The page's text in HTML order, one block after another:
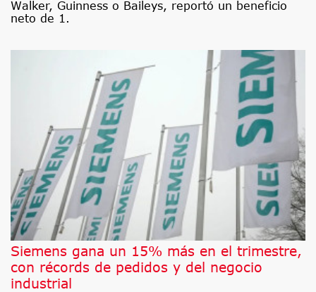
Walker, Guinness o Baileys, reportó un beneficio
neto de 1.
Siemens gana un 15% más en el trimestre,
con récords de pedidos y del negocio
industrial